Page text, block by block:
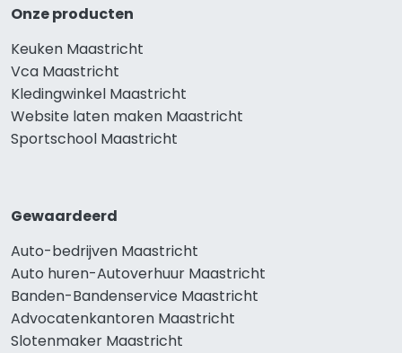
Onze producten
Keuken Maastricht
Vca Maastricht
Kledingwinkel Maastricht
Website laten maken Maastricht
Sportschool Maastricht
Gewaardeerd
Auto-bedrijven Maastricht
Auto huren-Autoverhuur Maastricht
Banden-Bandenservice Maastricht
Advocatenkantoren Maastricht
Slotenmaker Maastricht